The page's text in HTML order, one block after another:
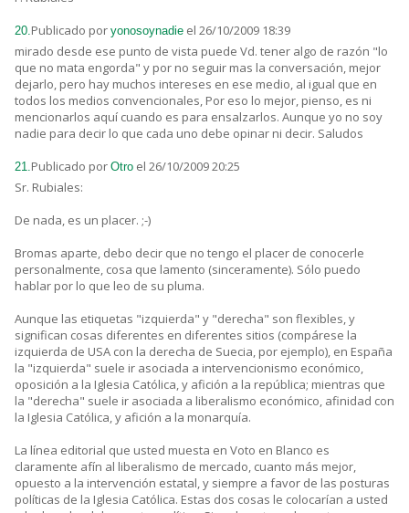
20.Publicado por yonosoynadie el 26/10/2009 18:39
mirado desde ese punto de vista puede Vd. tener algo de razón "lo
que no mata engorda" y por no seguir mas la conversación, mejor
dejarlo, pero hay muchos intereses en ese medio, al igual que en
todos los medios convencionales, Por eso lo mejor, pienso, es ni
mencionarlos aquí cuando es para ensalzarlos. Aunque yo no soy
nadie para decir lo que cada uno debe opinar ni decir. Saludos
21.Publicado por Otro el 26/10/2009 20:25
Sr. Rubiales:
De nada, es un placer. ;-)
Bromas aparte, debo decir que no tengo el placer de conocerle
personalmente, cosa que lamento (sinceramente). Sólo puedo
hablar por lo que leo de su pluma.
Aunque las etiquetas "izquierda" y "derecha" son flexibles, y
significan cosas diferentes en diferentes sitios (compárese la
izquierda de USA con la derecha de Suecia, por ejemplo), en España
la "izquierda" suele ir asociada a intervencionismo económico,
oposición a la Iglesia Católica, y afición a la república; mientras que
la "derecha" suele ir asociada a liberalismo económico, afinidad con
la Iglesia Católica, y afición a la monarquía.
La línea editorial que usted muesta en Voto en Blanco es
claramente afín al liberalismo de mercado, cuanto más mejor,
opuesto a la intervención estatal, y siempre a favor de las posturas
políticas de la Iglesia Católica. Estas dos cosas le colocarían a usted